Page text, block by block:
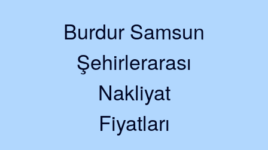
Burdur Samsun
Şehirlerarası
Nakliyat
Fiyatları